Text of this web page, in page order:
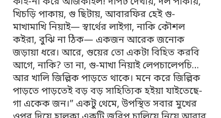
খিচড়ি পাকায়, গু ছিটায়, আবারফির হেই গু-
মাখামাখি নিয়াই— স্বার্থের লাইগা, নাকি কৌশল
কইরা, বুঝি না ঠিক— একজন আরেক জনোক
জড়ায়া ধরে। আরে, গুয়ের তো একটা বিহিত করবি
আগে, নাকি? তা না, গু-মাখা নিয়াই লেপচালেপচি…
আর খালি জিল্লিক পাড়তে থাকে। মনে করে জিল্লিক
পাড়তে পাড়তেই বড় বড় সাহিত্যিক হইয়া যাইতেছে-
গা একেক জন।” একটু থেমে, উপস্থিত সবার মুখের